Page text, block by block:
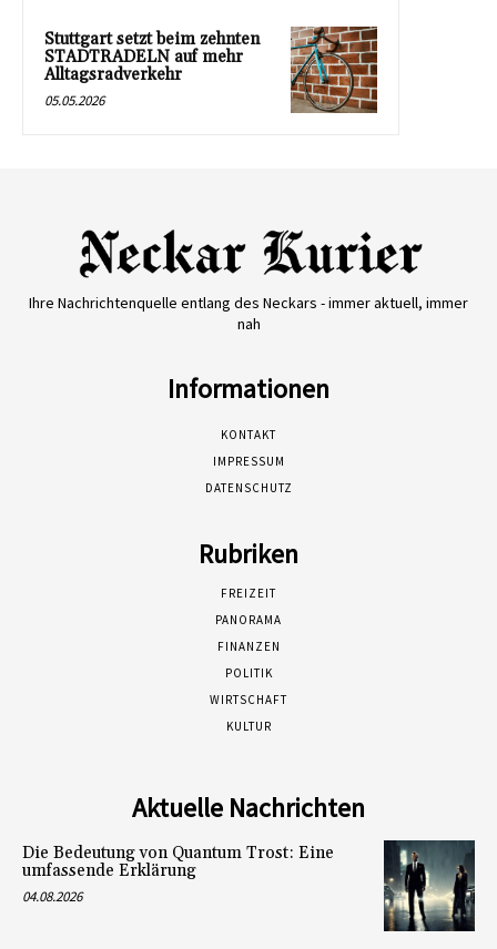
Stuttgart setzt beim zehnten
STADTRADELN auf mehr
Alltagsradverkehr
05.05.2026
Ihre Nachrichtenquelle entlang des Neckars - immer aktuell, immer
nah
Informationen
KONTAKT
IMPRESSUM
DATENSCHUTZ
Rubriken
FREIZEIT
PANORAMA
FINANZEN
POLITIK
WIRTSCHAFT
KULTUR
Aktuelle Nachrichten
Die Bedeutung von Quantum Trost: Eine
umfassende Erklärung
04.08.2026